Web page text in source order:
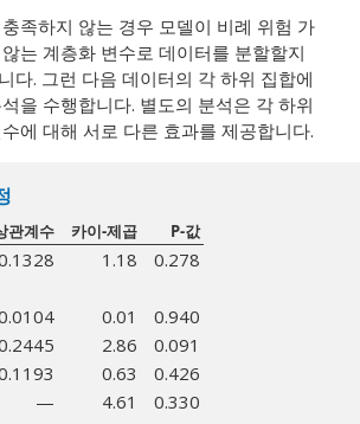
족하지 않는 경우 모델이 비례 위험 가
는 계층화 변수로 데이터를 분할할지
다. 그런 다음 데이터의 각 하위 집합에
을 수행합니다. 별도의 분석은 각 하위
에 대해 서로 다른 효과를 제공합니다.
관계수 카이-제곱 P-값
1.18
0.278
0.01
0.940
2.86
0.091
0.63
0.426
— 4.61 0.330